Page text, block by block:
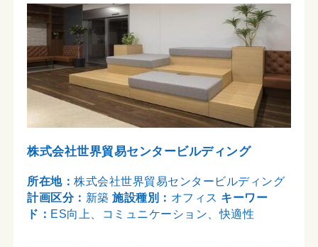
株式会社世界貿易センタービルディング
所在地：株式会社世界貿易センタービルディング
計画区分： 新築施設種別： オフィス キーワー
ド： ES向上、コミュニケーション、快適性